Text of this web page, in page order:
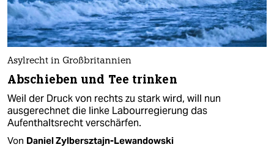
Asylrecht in Großbritannien
Abschieben und Tee trinken
Weil der Druck von rechts zu stark wird, will nun
ausgerechnet die linke Labourregierung das
Aufenthaltsrecht verschärfen.
Von Daniel Zylbersztajn-Lewandowski